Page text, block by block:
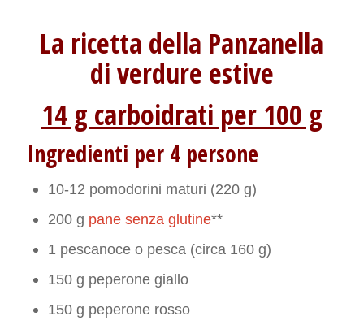
La ricetta della Panzanella
di verdure estive
14 g carboidrati per 100 g
Ingredienti per 4 persone
10-12 pomodorini maturi (220 g)
200 g pane senza glutine**
1 pescanoce o pesca (circa 160 g)
150 g peperone giallo
150 g peperone rosso